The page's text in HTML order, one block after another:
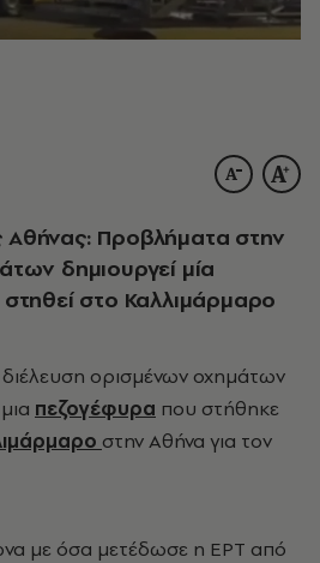
Προβλήματα στην
δημιουργεί μία
στο Καλλιμάρμαρο
ορισμένων οχημάτων
πεζογέφυρα που στήθηκε
στην Αθήνα για τον
με όσα μετέδωσε η ΕΡΤ από